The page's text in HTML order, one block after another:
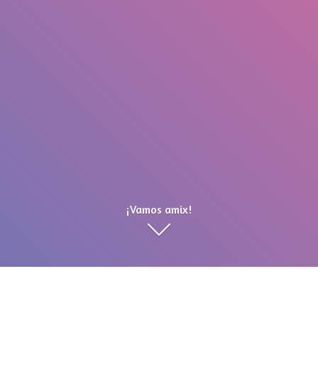
¡Vamos amix!